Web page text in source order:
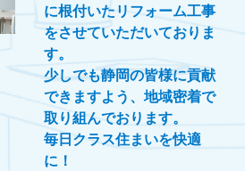
に根付いたリフォーム工事
をさせていただいておりま
す。
少しでも静岡の皆様に貢献
できますよう、地域密着で
取り組んでおります。
毎日クラス住まいを快適
に！